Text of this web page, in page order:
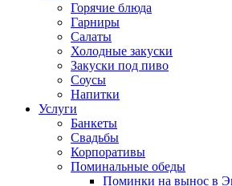
Горячие блюда
Гарниры
Салаты
Холодные закуски
Закуски под пиво
Соусы
Напитки
Услуги
Банкеты
Свадьбы
Корпоративы
Поминальные обеды
Поминки на вынос в